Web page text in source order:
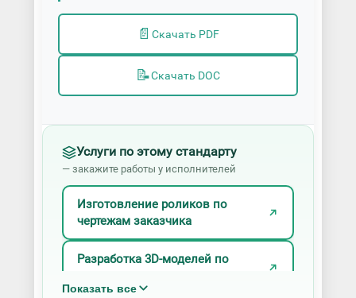
📄 Скачать PDF
📝Скачать DOC
Услуги по этому стандарту
— закажите работы у исполнителей
Изготовление роликов по
чертежам заказчика
Разработка 3D-моделей по
Показать все